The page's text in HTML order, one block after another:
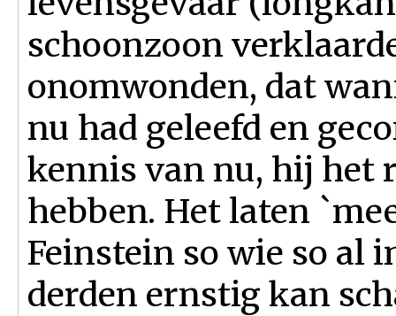
schoonzoon
onomwonden, dat
nu had geleefd en
kennis van nu, hij het
hebben. Het laten
Feinstein so wie so al
derden ernstig kan